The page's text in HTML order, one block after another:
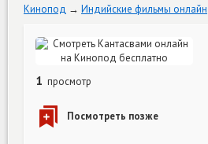
Кинопод Индийские фильмы онлайн
1 просмотр